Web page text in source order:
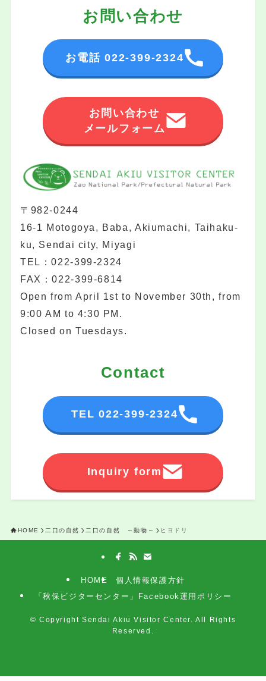
お問い合わせ
お電話 022-399-2324
お問い合わせ
メールフォーム
〒982-0244
16-1 Motogoya, Baba, Akiumachi, Taihaku-
ku, Sendai city, Miyagi
TEL：022-399-2324
FAX：022-399-6814
Open from April 1st to November 30th, from
9:00 AM to 4:30 PM.
Closed on Tuesdays.
Contact
TEL 022-399-2324
Inquiry form
HOME 二口の自然 二口の自然 ～動物～ ヒヨドリ
HOME
個人情報保護方針
「秋保ビジターセンター」Facebook運用ポリシー
© Copyright Sendai Akiu Visitor Center. All Rights
Reserved.